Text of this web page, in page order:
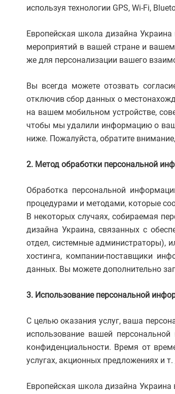
используя технологии GPS, Wi-Fi,
Европейская школа дизайна
мероприятий в вашей стране и
же для персонализации вашего
Вы всегда можете отозвать
отключив сбор данных о
на вашем мобильном устройстве,
чтобы мы удалили информацию о
ниже. Пожалуйста, обратите
2. Метод обработки персональной
Обработка персональной
процедурами и методами, которые
В некоторых случаях, собираемая
дизайна Украина, связанных с
отдел, системные администраторы),
хостинга, компании-поставщики
данных. Вы можете дополнительно
3. Использование персональной
С целью оказания услуг, ваша
использование вашей
конфиденциальности. Время от
услугах, акционных предложениях и
Европейская школа дизайна